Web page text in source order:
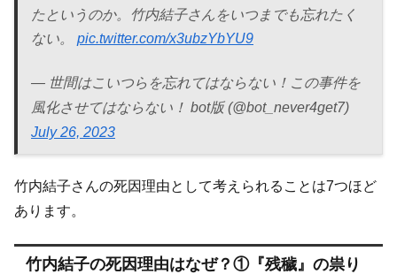
たというのか。竹内結子さんをいつまでも忘れたく
ない。 pic.twitter.com/x3ubzYbYU9
— 世間はこいつらを忘れてはならない！この事件を
風化させてはならない！ bot版 (@bot_never4get7)
July 26, 2023
竹内結子さんの死因理由として考えられることは7つほど
あります。
竹内結子の死因理由はなぜ？①『残穢』の祟り